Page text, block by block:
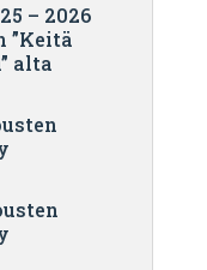
– 2026
”Keitä
alta